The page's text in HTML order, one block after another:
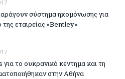
σύστημα ηχομόνωσης για
της εταιρείας «Bentley»
το ουκρανικό κέντημα και τη
στην Αθήνα